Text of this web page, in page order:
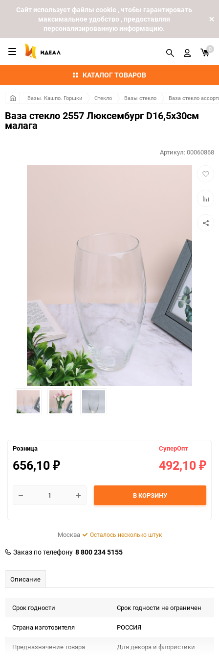
Cайт использует файлы cookie , чтобы гарантировать
максимальное удобство , предоставляя
персонализированную информацию.
КАТАЛОГ ТОВАРОВ
0
Вазы. Кашпо. Горшки Стекло Вазы стекло Ваза стекло
Ваза стекло 2557 Люксембург D16,5x30см
малага
Артикул:00060868
Розница
656,10 ₽
СуперОпт
492,10 ₽
В КОРЗИНУ
Москва Осталось несколько штук
Заказ по телефону 8 800 234 5155
Описание
Срок годности Срок годности не ограничен
Страна изготовителя РОССИЯ
Предназначение товара Для декора и флористики